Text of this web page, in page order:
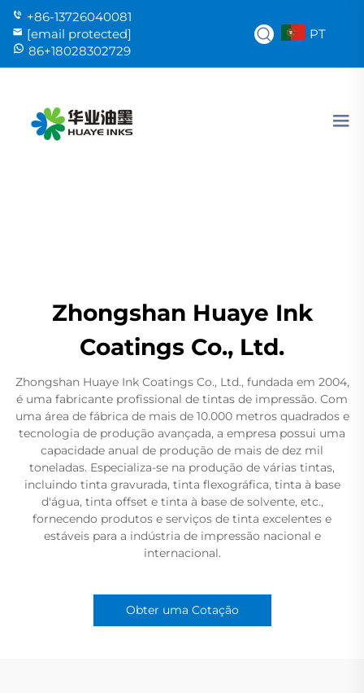
+86-13726040081
[email protected]
86+18028302729
PT
Zhongshan Huaye Ink
Coatings Co., Ltd.
Zhongshan Huaye Ink Coatings Co., Ltd., fundada em 2004,
é uma fabricante profissional de tintas de impressão. Com
uma área de fábrica de mais de 10.000 metros quadrados e
tecnologia de produção avançada, a empresa possui uma
capacidade anual de produção de mais de dez mil
toneladas. Especializa-se na produção de várias tintas,
incluindo tinta gravurada, tinta flexográfica, tinta à base
d'água, tinta offset e tinta à base de solvente, etc.,
fornecendo produtos e serviços de tinta excelentes e
estáveis para a indústria de impressão nacional e
internacional.
Obter uma Cotação